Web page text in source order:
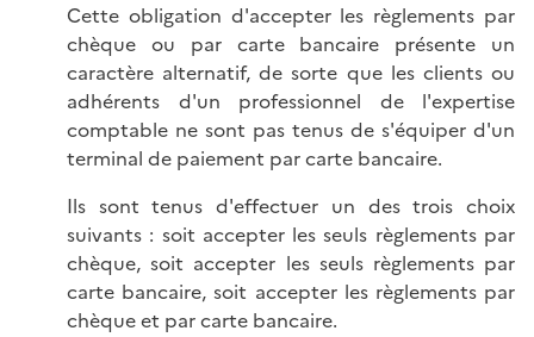
Cette obligation d'accepter les règlements par
chèque ou par carte bancaire présente un
caractère alternatif, de sorte que les clients ou
adhérents d'un professionnel de l'expertise
comptable ne sont pas tenus de s'équiper d'un
terminal de paiement par carte bancaire.
Ils sont tenus d'effectuer un des trois choix
suivants : soit accepter les seuls règlements par
chèque, soit accepter les seuls règlements par
carte bancaire, soit accepter les règlements par
chèque et par carte bancaire.